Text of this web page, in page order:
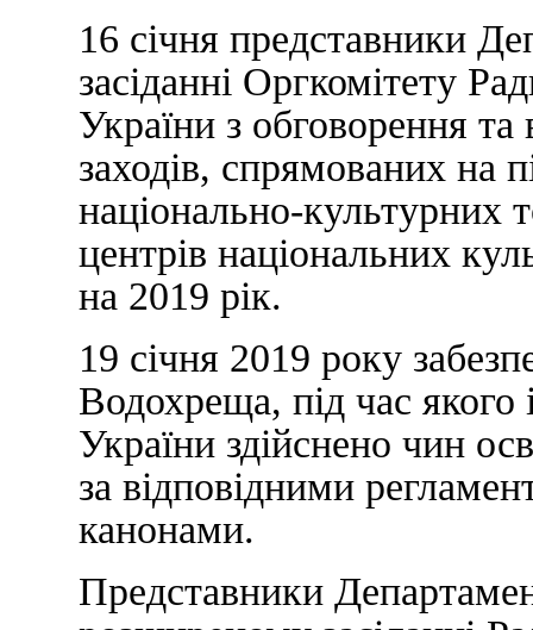
16 січня представники
засіданні Оргкомітету
України з обговорення
заходів, спрямованих на
національно-культурних
центрів національних
на 2019 рік.
19 січня 2019 року
Водохреща, під час якого
України здійснено чин
за відповідними
канонами.
Представники